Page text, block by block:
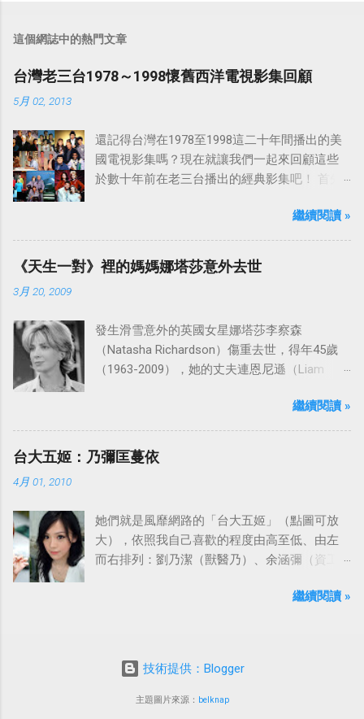
這個網誌中的熱門文章
台灣老三台1978～1998懷舊西洋電視影集回顧
5月 02, 2013
還記得台灣在1978至1998這二十年間播出的美
國電視影集嗎？現在就讓我們一起來回顧這些
於數十年前在老三台播出的經典影集吧！ 首先
「愛之船」（The Love Boat），這部影集最早
是在1977年9月24日至1986年5月24日於美國
ABC頻道首播，共播出了249集。 令人懷念的愛
之船旋律：
繼續閱讀 »
《天生一對》裡的媽媽娜塔莎意外去世
3月 20, 2009
發生滑雪意外的英國女星娜塔莎李察森
（Natasha Richardson）傷重去世，得年45歲
（1963-2009），她的丈夫連恩尼遜（Liam
到傷心，希望外界給他們空間撫平傷痛。繼續閱讀 »
台大五姬：乃彌匡蔓依
4月 01, 2010
她們就是風靡網路的「台大五姬」（點圖可放
大），依照我自己喜歡的程度由高至低、由左
而右排列：劉乃潔（獸醫乃）、余涵彌（資工
蔓）、吳依潔（戲劇依）；這五位正妹透過網
繼續閱讀 »
技術提供：Blogger
主題圖片來源： belknap